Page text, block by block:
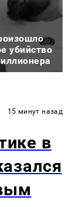
убийство
15 минут назад
в